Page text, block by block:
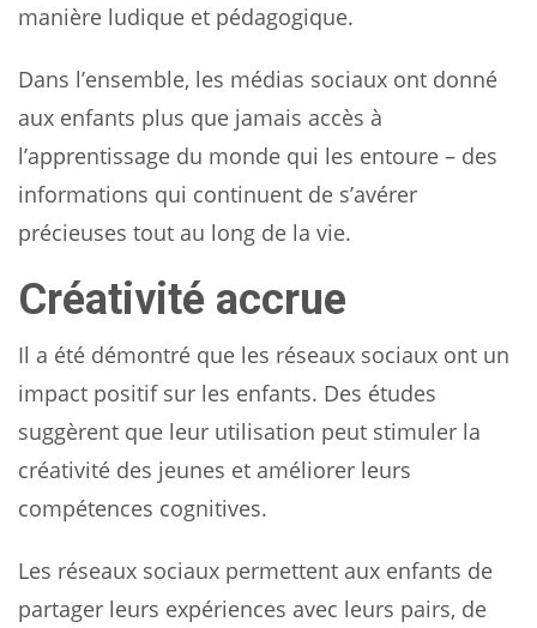
manière ludique et pédagogique.
Dans l’ensemble, les médias sociaux ont donné
aux enfants plus que jamais accès à
l’apprentissage du monde qui les entoure – des
informations qui continuent de s’avérer
précieuses tout au long de la vie.
Créativité accrue
Il a été démontré que les réseaux sociaux ont un
impact positif sur les enfants. Des études
suggèrent que leur utilisation peut stimuler la
créativité des jeunes et améliorer leurs
compétences cognitives.
Les réseaux sociaux permettent aux enfants de
partager leurs expériences avec leurs pairs, de